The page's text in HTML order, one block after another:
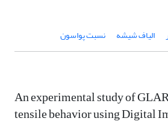
الیاف شیشه نسبت پواسون
An experimental study of
tensile behavior using Digital